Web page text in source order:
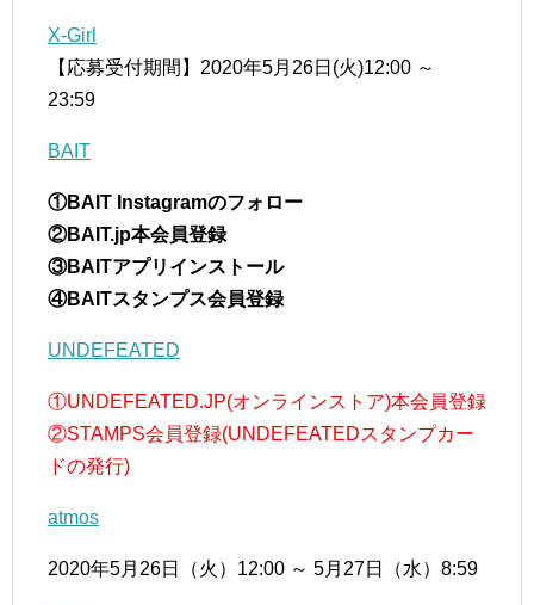
X-Girl
【応募受付期間】2020年5月26日(火)12:00 ～
23:59
BAIT
①BAIT Instagramのフォロー
②BAIT.jp本会員登録
③BAITアプリインストール
④BAITスタンプス会員登録
UNDEFEATED
①UNDEFEATED.JP(オンラインストア)本会員登録
②STAMPS会員登録(UNDEFEATEDスタンプカー
ドの発行)
atmos
2020年5月26日（火）12:00 ～ 5月27日（水）8:59